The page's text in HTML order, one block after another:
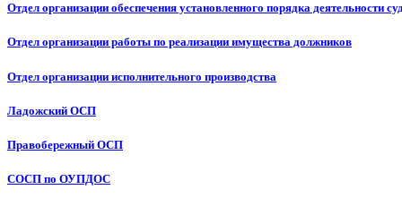
Отдел организации обеспечения установленного порядка деятельности
Отдел организации работы по реализации имущества должников
Отдел организации исполнительного производства
Ладожский ОСП
Правобережный ОСП
СОСП по ОУПДОС